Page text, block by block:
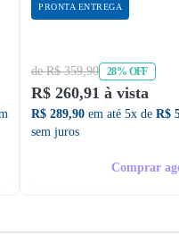
PRONTA ENTREGA
de R$ 359,90 28% OFF
R$ 260,91 à vista
R$ 289,90 em até 5x de R$
sem juros
Comprar